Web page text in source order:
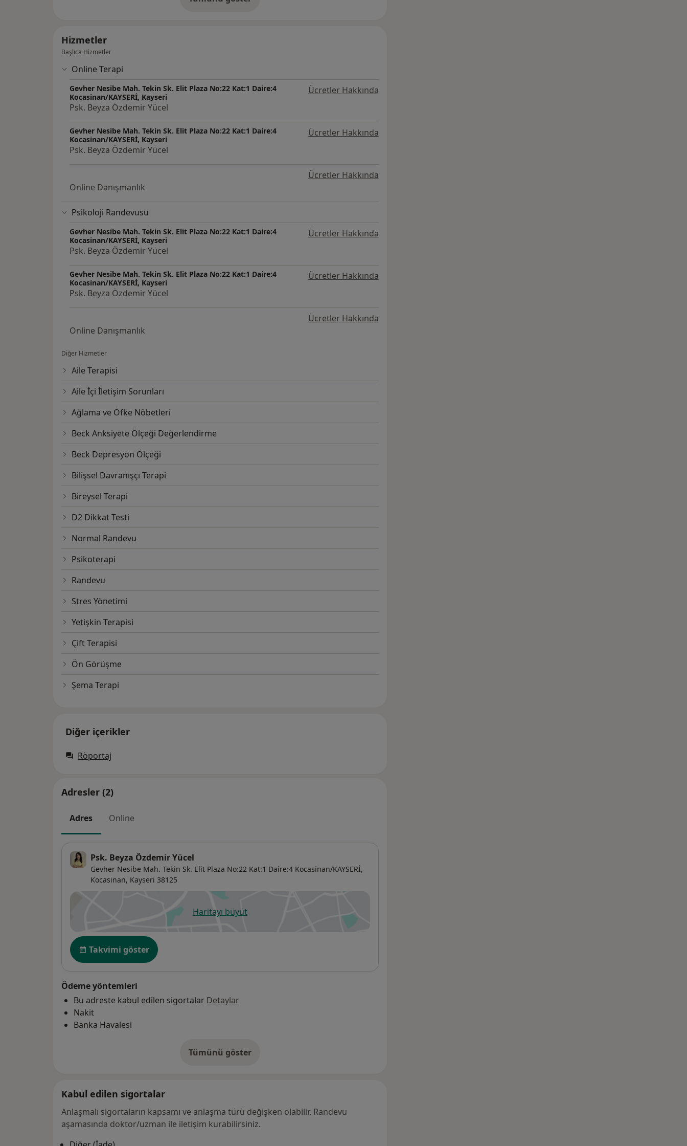
deneyim hakkında
Hizmetler
Başlıca Hizmetler
Online Terapi
Gevher Nesibe Mah. Tekin Sk. Elit Plaza No:22 Kat:1 Daire:4
Kocasinan/KAYSERİ, Kayseri
Ücretler Hakkında
Psk. Beyza Özdemir Yücel
Gevher Nesibe Mah. Tekin Sk. Elit Plaza No:22 Kat:1 Daire:4
Kocasinan/KAYSERİ, Kayseri
Ücretler Hakkında
Psk. Beyza Özdemir Yücel
Ücretler Hakkında
Online Danışmanlık
Psikoloji Randevusu
Gevher Nesibe Mah. Tekin Sk. Elit Plaza No:22 Kat:1 Daire:4
Kocasinan/KAYSERİ, Kayseri
Ücretler Hakkında
Psk. Beyza Özdemir Yücel
Gevher Nesibe Mah. Tekin Sk. Elit Plaza No:22 Kat:1 Daire:4
Kocasinan/KAYSERİ, Kayseri
Ücretler Hakkında
Psk. Beyza Özdemir Yücel
Ücretler Hakkında
Online Danışmanlık
Diğer Hizmetler
Aile Terapisi
Aile İçi İletişim Sorunları
Ağlama ve Öfke Nöbetleri
Beck Anksiyete Ölçeği Değerlendirme
Beck Depresyon Ölçeği
Bilişsel Davranışçı Terapi
Bireysel Terapi
D2 Dikkat Testi
Normal Randevu
Psikoterapi
Randevu
Stres Yönetimi
Yetişkin Terapisi
Çift Terapisi
Ön Görüşme
Şema Terapi
Diğer içerikler
Röportaj
Adresler (2)
Adres Online
Psk. Beyza Özdemir Yücel
Gevher Nesibe Mah. Tekin Sk. Elit Plaza No:22 Kat:1 Daire:4 Kocasinan/KAYSERİ,
Kocasinan, Kayseri 38125
Haritayı büyüt
yeni bir sekmede açılır
Uygunluk
Takvimi göster
Ödeme yöntemleri
Bu adreste kabul edilen sigortalar Detaylar
Nakit
Banka Havalesi
Tümünü göster
adres hakkında
Kabul edilen sigortalar
Anlaşmalı sigortaların kapsamı ve anlaşma türü değişken olabilir. Randevu
aşamasında doktor/uzman ile iletişim kurabilirsiniz.